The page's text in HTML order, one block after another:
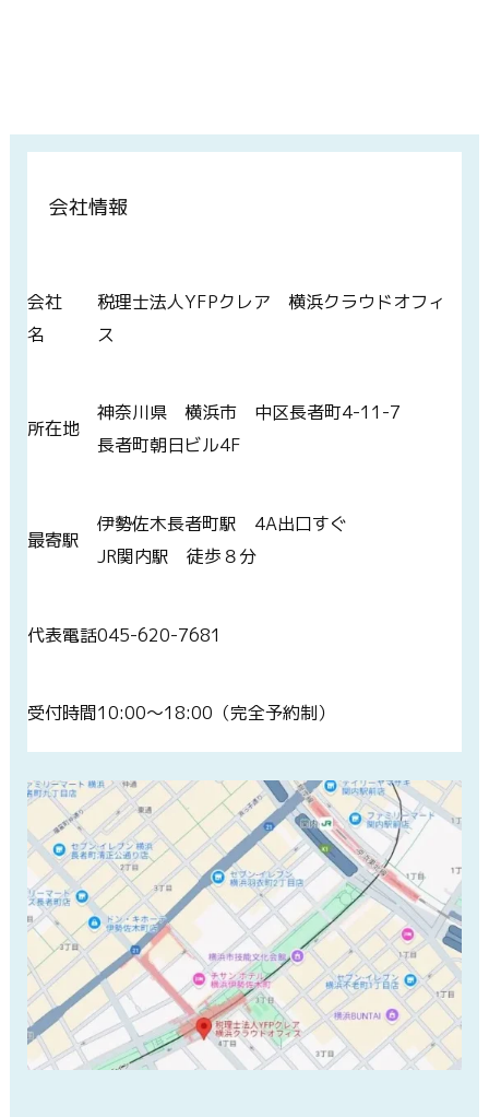
会社情報
会社
名
税理士法人YFPクレア 横浜クラウドオフィ
ス
所在地
神奈川県 横浜市 中区長者町4-11-7
長者町朝日ビル4F
最寄駅
伊勢佐木長者町駅 4A出口すぐ
JR関内駅 徒歩８分
代表電話045-620-7681
受付時間10:00～18:00（完全予約制）